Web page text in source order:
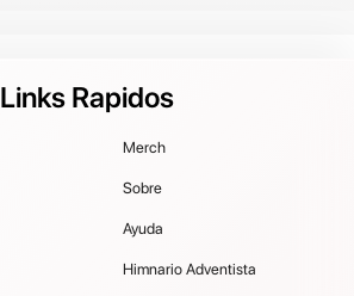
Links Rapidos
Merch
Sobre
Ayuda
Himnario Adventista